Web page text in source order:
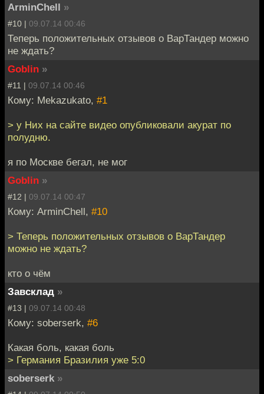
ArminChell »
#10 | 09.07.14 00:46
Теперь положительных отзывов о ВарТандер можно
не ждать?
Goblin »
#11 | 09.07.14 00:46
Кому: Mekazukato, #1
> у Них на сайте видео опубликовали акурат по
полудню.
я по Москве бегал, не мог
Goblin »
#12 | 09.07.14 00:47
Кому: ArminChell, #10
> Теперь положительных отзывов о ВарТандер
можно не ждать?
кто о чём
Завсклад »
#13 | 09.07.14 00:48
Кому: soberserk, #6
Какая боль, какая боль
> Германия Бразилия уже 5:0
soberserk »